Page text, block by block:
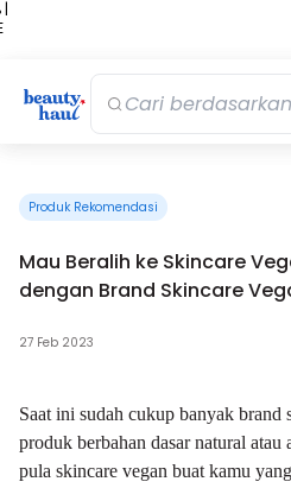
|
Produk Rekomendasi
Mau Beralih ke Skincare
dengan Brand Skincare
27 Feb 2023
Saat ini sudah cukup banyak brand
produk berbahan dasar natural
pula skincare vegan buat kamu